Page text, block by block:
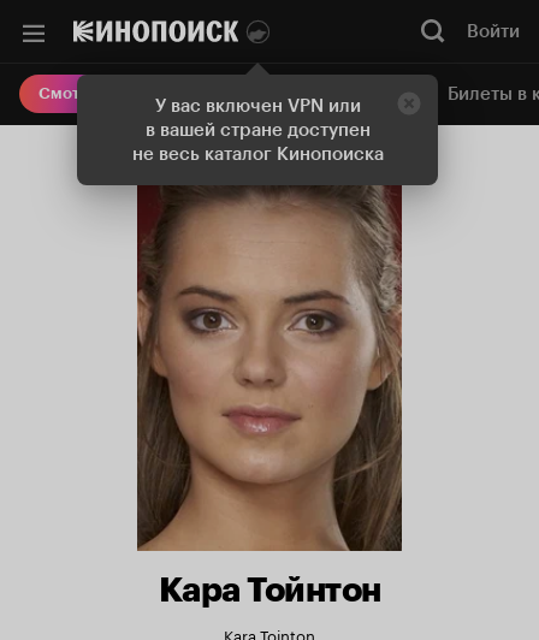
У вас включен VPN или
в вашей стране доступен
не весь каталог Кинопоиска
Войти
Смотреть кино Онлайн-кинотеатр Билеты в
Кара Тойнтон
Kara Tointon